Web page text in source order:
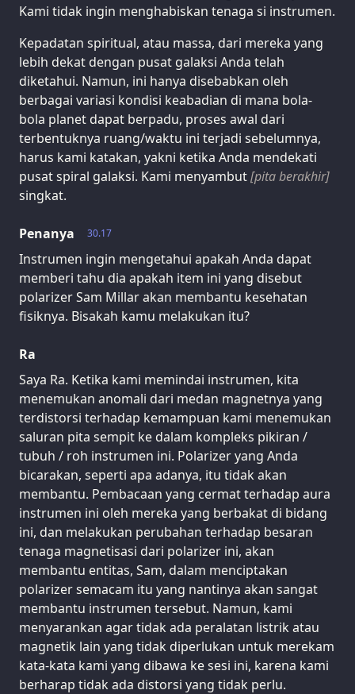
Kami tidak ingin menghabiskan tenaga si instrumen.
Kepadatan spiritual, atau massa, dari mereka yang
lebih dekat dengan pusat galaksi Anda telah
diketahui. Namun, ini hanya disebabkan oleh
berbagai variasi kondisi keabadian di mana bola-
bola planet dapat berpadu, proses awal dari
terbentuknya ruang/waktu ini terjadi sebelumnya,
harus kami katakan, yakni ketika Anda mendekati
pusat spiral galaksi. Kami menyambut[pita berakhir]
singkat.
30.17
Penanya
Instrumen ingin mengetahui apakah Anda dapat
memberi tahu dia apakah item ini yang disebut
polarizer Sam Millar akan membantu kesehatan
fisiknya. Bisakah kamu melakukan itu?
Ra
Saya Ra. Ketika kami memindai instrumen, kita
menemukan anomali dari medan magnetnya yang
terdistorsi terhadap kemampuan kami menemukan
saluran pita sempit ke dalam kompleks pikiran /
tubuh / roh instrumen ini. Polarizer yang Anda
bicarakan, seperti apa adanya, itu tidak akan
membantu. Pembacaan yang cermat terhadap aura
instrumen ini oleh mereka yang berbakat di bidang
ini, dan melakukan perubahan terhadap besaran
tenaga magnetisasi dari polarizer ini, akan
membantu entitas, Sam, dalam menciptakan
polarizer semacam itu yang nantinya akan sangat
membantu instrumen tersebut. Namun, kami
menyarankan agar tidak ada peralatan listrik atau
magnetik lain yang tidak diperlukan untuk merekam
kata-kata kami yang dibawa ke sesi ini, karena kami
berharap tidak ada distorsi yang tidak perlu.